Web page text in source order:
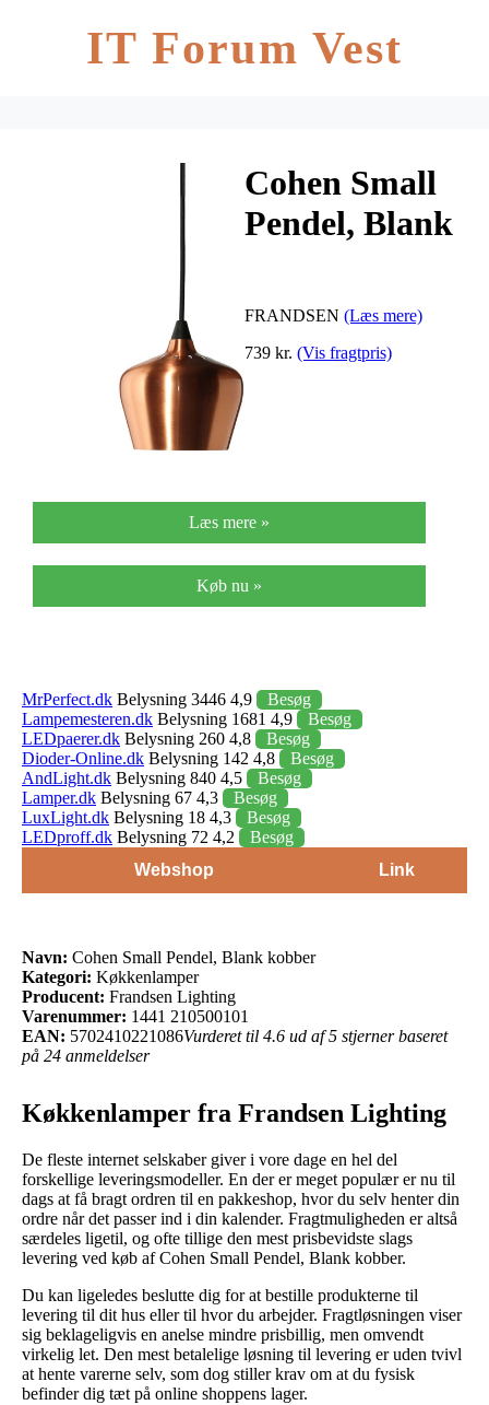
IT Forum Vest
Cohen Small
Pendel, Blank
FRANDSEN (Læs mere)
739 kr. (Vis fragtpris)
Læs mere »
Køb nu »
MrPerfect.dk Belysning 3446 4,9
Besøg
Lampemesteren.dk Belysning 1681 4,9
Besøg
LEDpaerer.dk Belysning 260 4,8
Besøg
Dioder-Online.dk Belysning 142 4,8
Besøg
AndLight.dk Belysning 840 4,5
Besøg
Lamper.dk Belysning 67 4,3
Besøg
LuxLight.dk Belysning 18 4,3
Besøg
LEDproff.dk Belysning 72 4,2
Besøg
Webshop
Link
Navn: Cohen Small Pendel, Blank kobber
Kategori: Køkkenlamper
Producent: Frandsen Lighting
Varenummer: 1441 210500101
EAN: 5702410221086Vurderet til 4.6 ud af 5 stjerner baseret
på 24 anmeldelser
Køkkenlamper fra Frandsen Lighting
De fleste internet selskaber giver i vore dage en hel del
forskellige leveringsmodeller. En der er meget populær er nu til
dags at få bragt ordren til en pakkeshop, hvor du selv henter din
ordre når det passer ind i din kalender. Fragtmuligheden er altså
særdeles ligetil, og ofte tillige den mest prisbevidste slags
levering ved køb af Cohen Small Pendel, Blank kobber.
Du kan ligeledes beslutte dig for at bestille produkterne til
levering til dit hus eller til hvor du arbejder. Fragtløsningen viser
sig beklageligvis en anelse mindre prisbillig, men omvendt
virkelig let. Den mest betalelige løsning til levering er uden tvivl
at hente varerne selv, som dog stiller krav om at du fysisk
befinder dig tæt på online shoppens lager.